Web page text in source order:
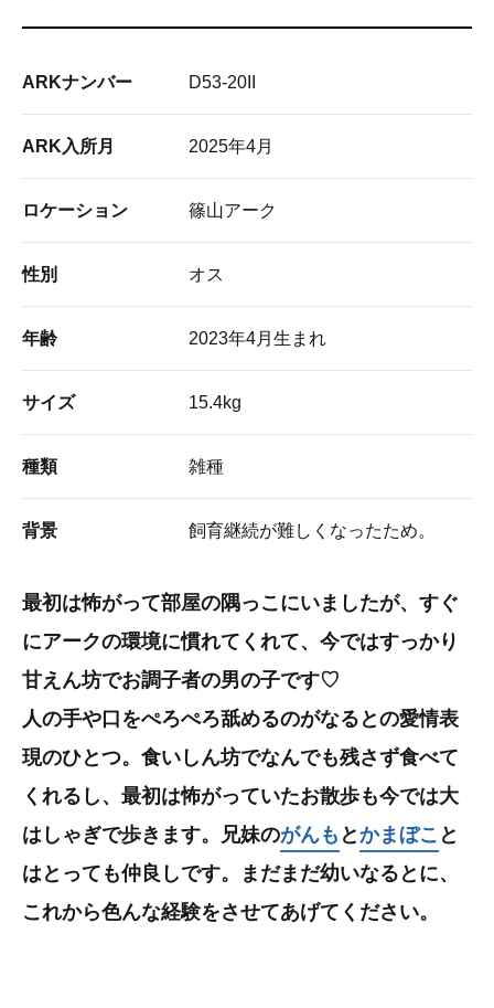
ARKナンバー D53-20II
ARK入所月 2025年4月
ロケーション 篠山アーク
性別 オス
年齢 2023年4月生まれ
サイズ 15.4kg
種類 雑種
背景 飼育継続が難しくなったため。
最初は怖がって部屋の隅っこにいましたが、すぐ
にアークの環境に慣れてくれて、今ではすっかり
甘えん坊でお調子者の男の子です♡
人の手や口をぺろぺろ舐めるのがなるとの愛情表
現のひとつ。食いしん坊でなんでも残さず食べて
くれるし、最初は怖がっていたお散歩も今では大
はしゃぎで歩きます。兄妹のがんも とかまぼこ と
はとっても仲良しです。まだまだ幼いなるとに、
これから色んな経験をさせてあげてください。